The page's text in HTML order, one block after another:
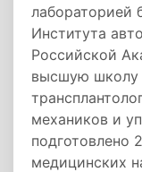
лабораторией
Института
Российской
высшую школу
механиков и
подготовлено
медицинских